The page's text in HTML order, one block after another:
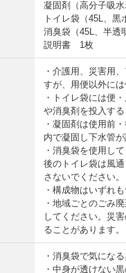
凝固剤（高分子吸
トイレ袋（45L、黒
消臭袋（45L、半透
説明書 1枚
・介護用、災害用
すが、用便以外には
・トイレ袋には便
や消臭剤を投入す
・凝固剤は使用前
内で凝固し下水管が
・消臭袋を使用し
後のトイレ袋は風
さないでください。
・構成物はいずれ
・地域ごとのごみ
してください。災
ることがあります。
・消臭袋で気にな
・中身が透けない黒